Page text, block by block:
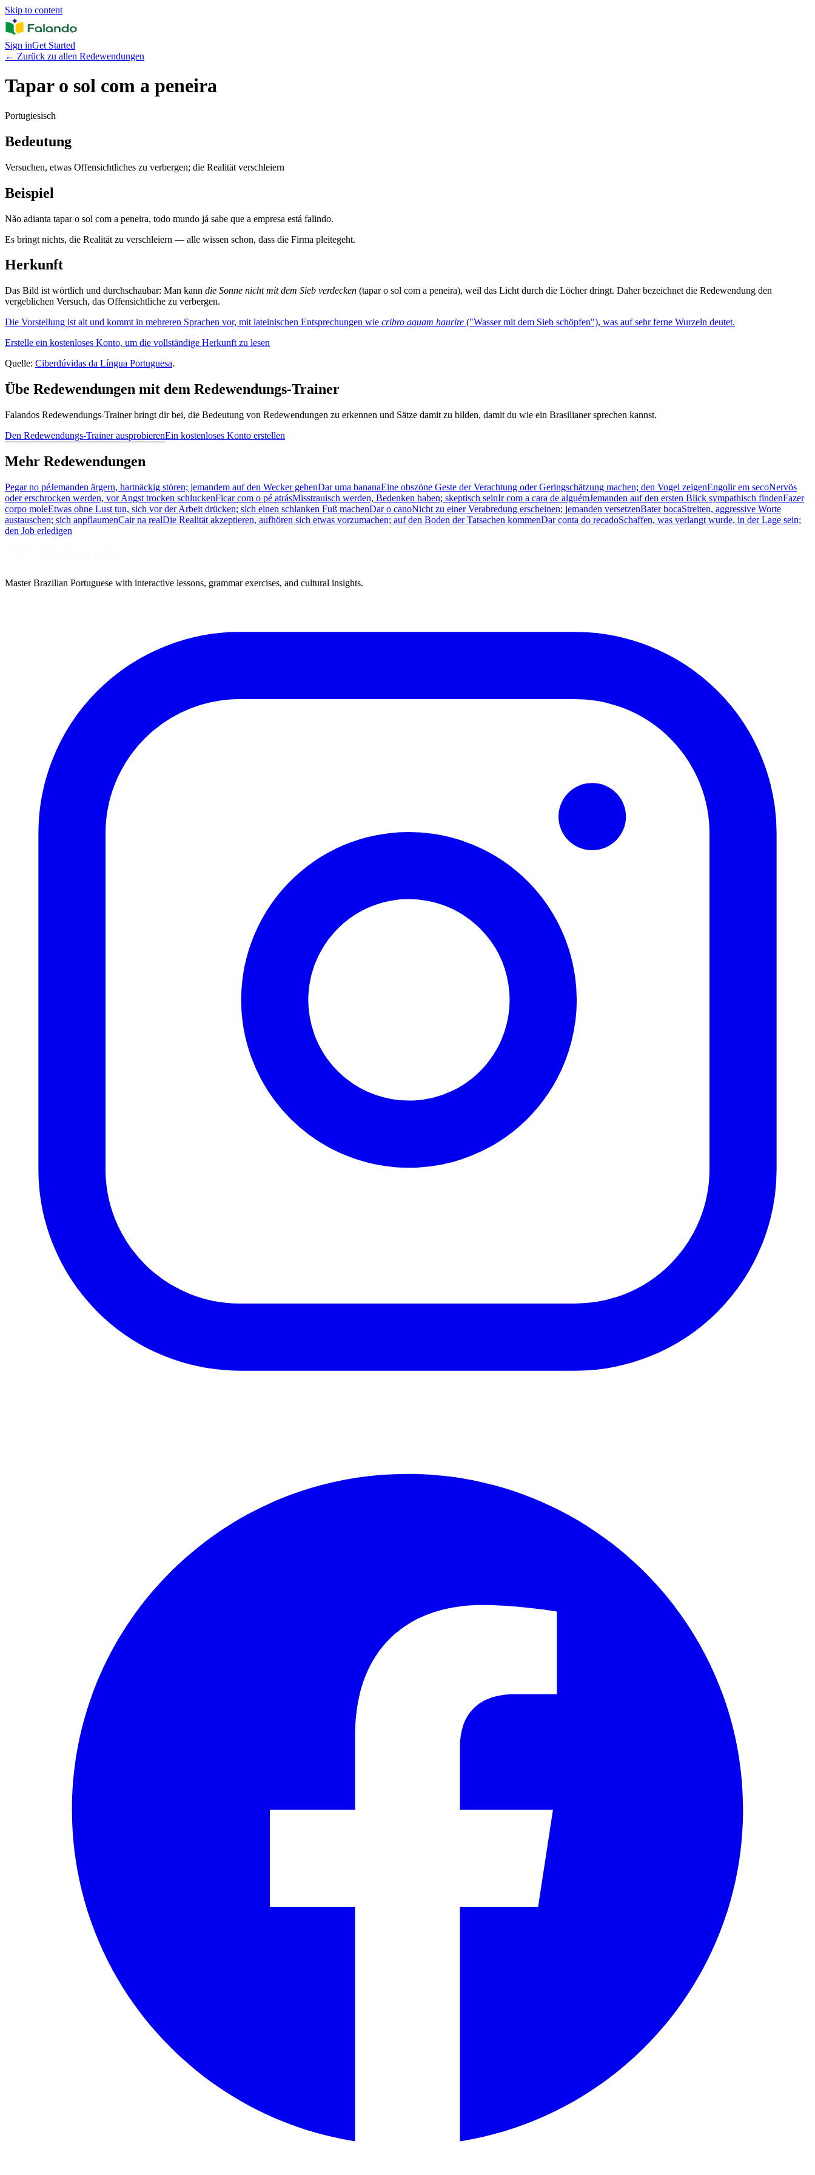
Skip to content
Sign inGet Started
← Zurück zu allen Redewendungen
Tapar o sol com a peneira
Portugiesisch
Bedeutung
Versuchen, etwas Offensichtliches zu verbergen; die Realität verschleiern
Beispiel
Não adianta tapar o sol com a peneira, todo mundo já sabe que a empresa está falindo.
Es bringt nichts, die Realität zu verschleiern — alle wissen schon, dass die Firma pleitegeht.
Herkunft
Das Bild ist wörtlich und durchschaubar: Man kann die Sonne nicht mit dem Sieb verdecken (tapar o sol com a peneira), weil das Licht durch die Löcher dringt. Daher bezeichnet die Redewendung den
vergeblichen Versuch, das Offensichtliche zu verbergen.
Die Vorstellung ist alt und kommt in mehreren Sprachen vor, mit lateinischen Entsprechungen wie cribro aquam haurire ("Wasser mit dem Sieb schöpfen"), was auf sehr ferne Wurzeln deutet.
Erstelle ein kostenloses Konto, um die vollständige Herkunft zu lesen
Quelle: Ciberdúvidas da Língua Portuguesa.
Übe Redewendungen mit dem Redewendungs-Trainer
Falandos Redewendungs-Trainer bringt dir bei, die Bedeutung von Redewendungen zu erkennen und Sätze damit zu bilden, damit du wie ein Brasilianer sprechen kannst.
Den Redewendungs-Trainer ausprobierenEin kostenloses Konto erstellen
Mehr Redewendungen
Pegar no péJemanden ärgern, hartnäckig stören; jemandem auf den Wecker gehenDar uma bananaEine obszöne Geste der Verachtung oder Geringschätzung machen; den Vogel zeigenEngolir em secoNervös
oder erschrocken werden, vor Angst trocken schluckenFicar com o pé atrásMisstrauisch werden, Bedenken haben; skeptisch seinIr com a cara de alguémJemanden auf den ersten Blick sympathisch findenFazer
corpo moleEtwas ohne Lust tun, sich vor der Arbeit drücken; sich einen schlanken Fuß machenDar o canoNicht zu einer Verabredung erscheinen; jemanden versetzenBater bocaStreiten, aggressive Worte
austauschen; sich anpflaumenCair na realDie Realität akzeptieren, aufhören sich etwas vorzumachen; auf den Boden der Tatsachen kommenDar conta do recadoSchaffen, was verlangt wurde, in der Lage sein;
den Job erledigen
Master Brazilian Portuguese with interactive lessons, grammar exercises, and cultural insights.